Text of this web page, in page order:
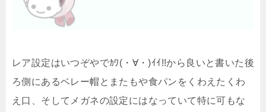
レア設定はいつぞやでｶﾜ(・∀・)ｲｲ!!から良いと書いた後
ろ側にあるベレー帽とまたもや食パンをくわえたくわ
え口、そしてメガネの設定にはなっていて特に可もな